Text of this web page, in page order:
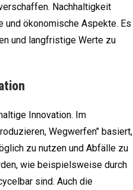
Nachhaltigkeit
ökonomische Aspekte. Es
und langfristige Werte zu
Innovation. Im
Wegwerfen" basiert,
zu nutzen und Abfälle zu
wie beispielsweise durch
sind. Auch die